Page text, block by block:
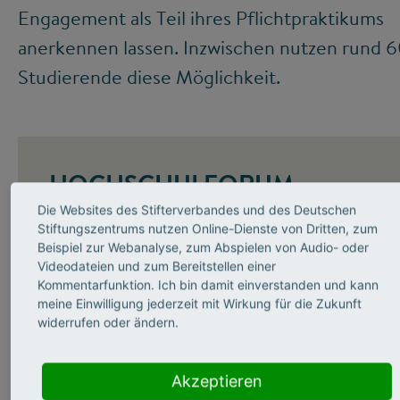
Engagement als Teil ihres Pflichtpraktikums
anerkennen lassen. Inzwischen nutzen rund
Studierende diese Möglichkeit.
HOCHSCHULFORUM
DIGITALISIERUNG
Das Hochschulforum Digitalisierung
(HFD) orchestriert den Diskurs zur
Hochschulbildung im digitalen Zeitalter.
Die gemeinsame Initiative von
Stifterverbandes, CHE Centrum für
Hochschulentwicklung und
Die Websites des Stifterverbandes und des Deutschen
Stiftungszentrums nutzen Online-Dienste von Dritten, zum
Beispiel zur Webanalyse, zum Abspielen von Audio- oder
Videodateien und zum Bereitstellen einer
Kommentarfunktion. Ich bin damit einverstanden und kann
meine Einwilligung jederzeit mit Wirkung für die Zukunft
widerrufen oder ändern.
Akzeptieren